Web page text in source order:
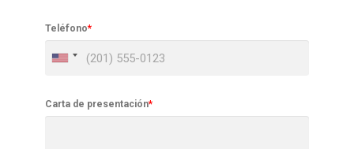
Teléfono*
Carta de presentación*